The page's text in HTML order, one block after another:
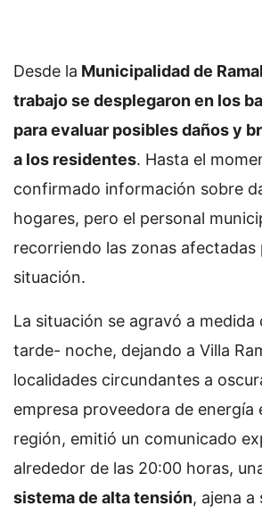
Desde la Municipalidad de
trabajo se desplegaron en los
para evaluar posibles daños y
a los residentes. Hasta el
confirmado información sobre
hogares, pero el personal
recorriendo las zonas afectadas
situación.
La situación se agravó a medida
tarde- noche, dejando a Villa
localidades circundantes a
empresa proveedora de energía
región, emitió un comunicado
alrededor de las 20:00 horas,
sistema de alta tensión, ajena a